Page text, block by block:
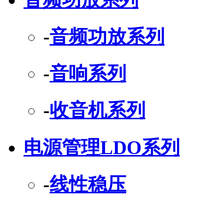
-音频功放系列
-音响系列
-收音机系列
电源管理LDO系列
-线性稳压